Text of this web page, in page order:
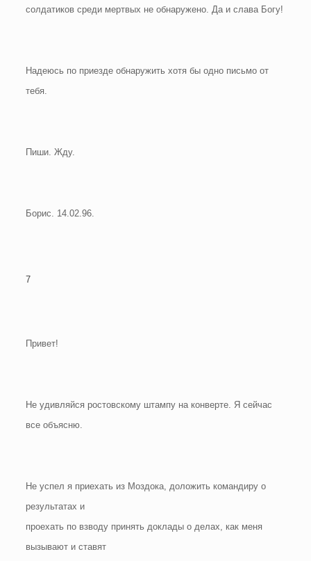
солдатиков среди мертвых не обнаружено. Да и слава Богу!
Надеюсь по приезде обнаружить хотя бы одно письмо от
тебя.
Пиши. Жду.
Борис. 14.02.96.
7
Привет!
Не удивляйся ростовскому штампу на конверте. Я сейчас
все объясню.
Не успел я приехать из Моздока, доложить командиру о
результатах и
проехать по взводу принять доклады о делах, как меня
вызывают и ставят